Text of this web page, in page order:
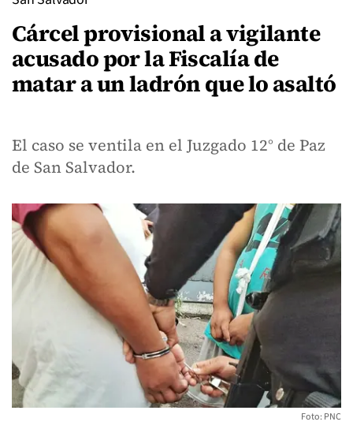
Cárcel provisional a vigilante
acusado por la Fiscalía de
matar a un ladrón que lo asaltó
El caso se ventila en el Juzgado 12° de Paz
de San Salvador.
Foto: PNC